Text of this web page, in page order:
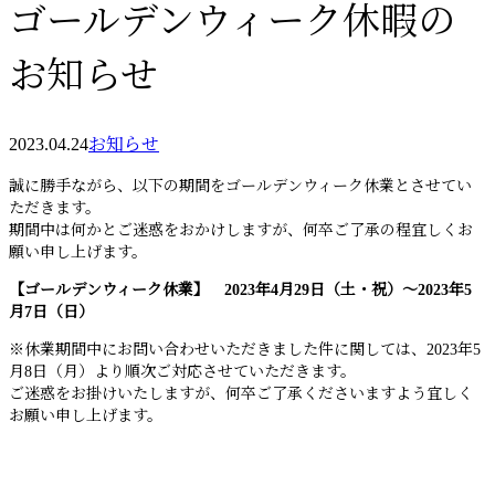
ゴールデンウィーク休暇の
お知らせ
2023.04.24お知らせ
誠に勝手ながら、以下の期間をゴールデンウィーク休業とさせてい
ただきます。
期間中は何かとご迷惑をおかけしますが、何卒ご了承の程宜しくお
願い申し上げます。
【ゴールデンウィーク休業】 2023年4月29日（土・祝）～2023年5
月7日（日）
※休業期間中にお問い合わせいただきました件に関しては、2023年5
月8日（月）より順次ご対応させていただきます。
ご迷惑をお掛けいたしますが、何卒ご了承くださいますよう宜しく
お願い申し上げます。